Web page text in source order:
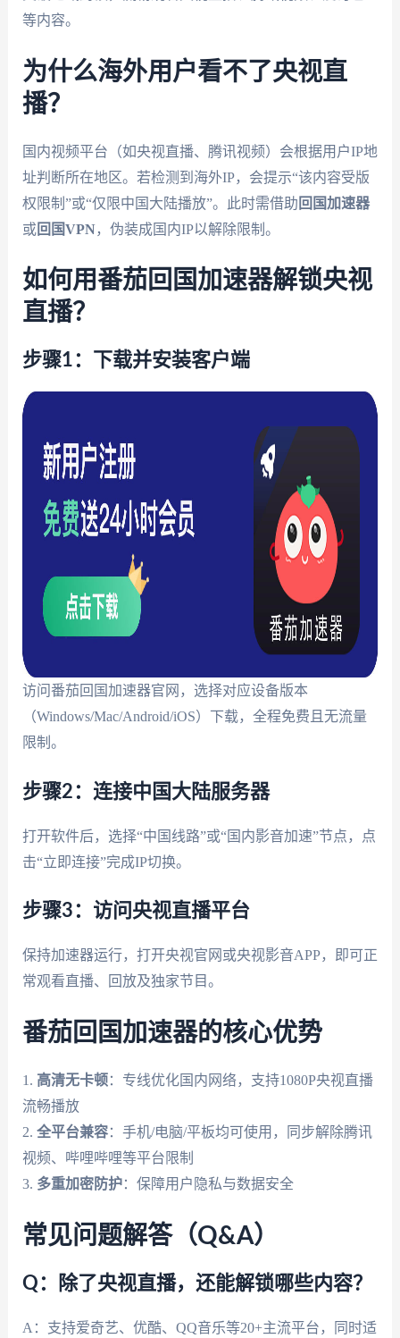
等内容。
为什么海外用户看不了央视直
播？
国内视频平台（如央视直播、腾讯视频）会根据用户IP地
址判断所在地区。若检测到海外IP，会提示“该内容受版
权限制”或“仅限中国大陆播放”。此时需借助 回国加速器
或回国VPN，伪装成国内IP以解除限制。
如何用番茄回国加速器解锁央视
直播？
步骤1：下载并安装客户端
访问番茄回国加速器官网，选择对应设备版本
（Windows/Mac/Android/iOS）下载，全程免费且无流量
限制。
步骤2：连接中国大陆服务器
打开软件后，选择“中国线路”或“国内影音加速”节点，点
击“立即连接”完成IP切换。
步骤3：访问央视直播平台
保持加速器运行，打开央视官网或央视影音APP，即可正
常观看直播、回放及独家节目。
番茄回国加速器的核心优势
1. 高清无卡顿：专线优化国内网络，支持1080P央视直播
流畅播放
2. 全平台兼容：手机/电脑/平板均可使用，同步解除腾讯
视频、哔哩哔哩等平台限制
3. 多重加密防护：保障用户隐私与数据安全
常见问题解答（Q&A）
Q：除了央视直播，还能解锁哪些内容？
A：支持爱奇艺、优酷、QQ音乐等20+主流平台，同时适